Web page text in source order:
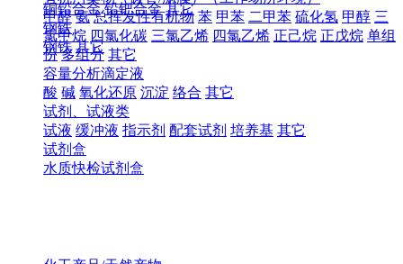
甲醛 氨 总挥发性有机物 苯 甲苯 二甲苯 硫化氢 甲醇 三
氯甲烷 四氯化碳 三氯乙烯 四氯乙烯 正己烷 正戊烷 单组
份 多组分 其它
容量分析滴定液
酸 碱 氧化还原 沉淀 络合 其它
试剂、试液类
试液 缓冲液 指示剂 配套试剂 培养基 其它
试剂盒
水质快检试剂盒
铜铅合金 铅钯合金 其它
钢铁
钢铁 其它